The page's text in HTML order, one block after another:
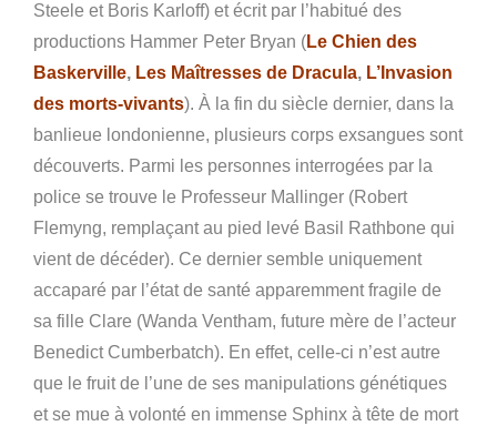
Steele et Boris Karloff) et écrit par l’habitué des
productions Hammer Peter Bryan (Le Chien des
Baskerville, Les Maîtresses de Dracula, L’Invasion
des morts-vivants). À la fin du siècle dernier, dans la
banlieue londonienne, plusieurs corps exsangues sont
découverts. Parmi les personnes interrogées par la
police se trouve le Professeur Mallinger (Robert
Flemyng, remplaçant au pied levé Basil Rathbone qui
vient de décéder). Ce dernier semble uniquement
accaparé par l’état de santé apparemment fragile de
sa fille Clare (Wanda Ventham, future mère de l’acteur
Benedict Cumberbatch). En effet, celle-ci n’est autre
que le fruit de l’une de ses manipulations génétiques
et se mue à volonté en immense Sphinx à tête de mort